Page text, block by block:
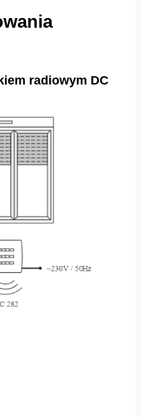
radiowym DC